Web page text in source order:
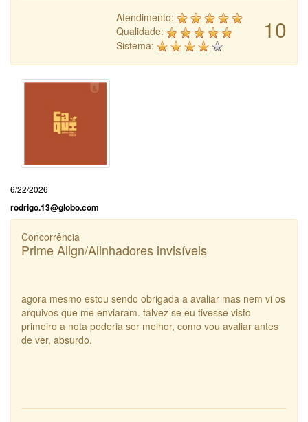
10
Atendimento:
Qualidade:
Sistema:
6/22/2026
rodrigo.13@globo.com
Concorrência
Prime Align/Alinhadores invisíveis
agora mesmo estou sendo obrigada a avaliar mas nem vi os
arquivos que me enviaram. talvez se eu tivesse visto
primeiro a nota poderia ser melhor, como vou avaliar antes
de ver, absurdo.